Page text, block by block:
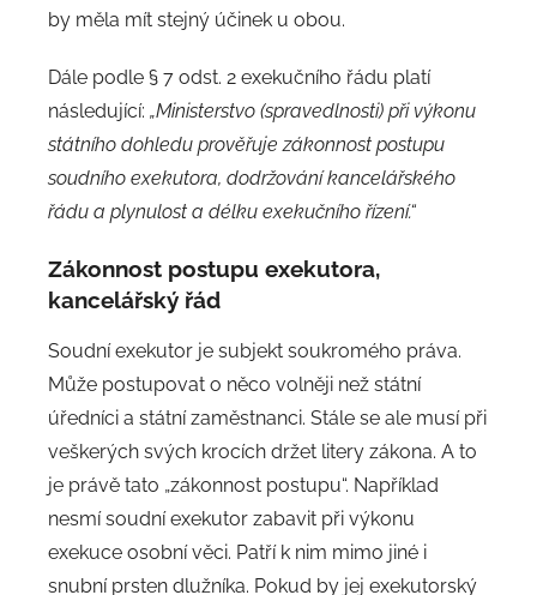
by měla mít stejný účinek u obou.
Dále podle § 7 odst. 2 exekučního řádu platí
následující: „Ministerstvo (spravedlnosti) při výkonu
státního dohledu prověřuje zákonnost postupu
soudního exekutora, dodržování kancelářského
řádu a plynulost a délku exekučního řízení.“
Zákonnost postupu exekutora,
kancelářský řád
Soudní exekutor je subjekt soukromého práva.
Může postupovat o něco volněji než státní
úředníci a státní zaměstnanci. Stále se ale musí při
veškerých svých krocích držet litery zákona. A to
je právě tato „zákonnost postupu“. Například
nesmí soudní exekutor zabavit při výkonu
exekuce osobní věci. Patří k nim mimo jiné i
snubní prsten dlužníka. Pokud by jej exekutorský